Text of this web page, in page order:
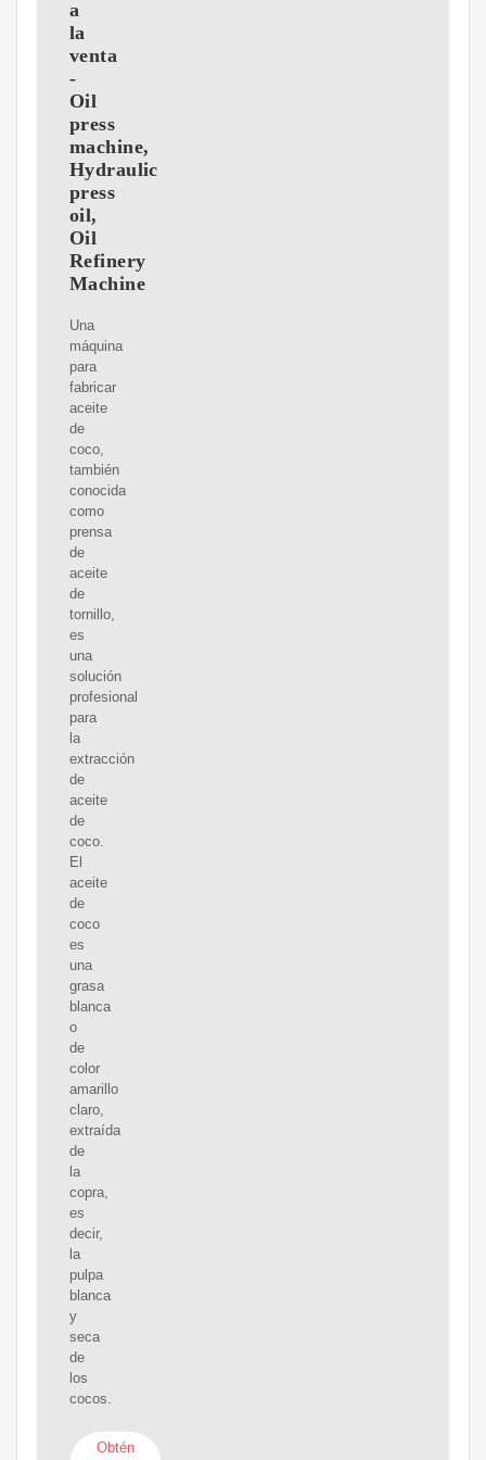
a
la
venta
-
Oil
press
machine,
Hydraulic
press
oil,
Oil
Refinery
Machine
Una
máquina
para
fabricar
aceite
de
coco,
también
conocida
como
prensa
de
aceite
de
tornillo,
es
una
solución
profesional
para
la
extracción
de
aceite
de
coco.
El
aceite
de
coco
es
una
grasa
blanca
o
de
color
amarillo
claro,
extraída
de
la
copra,
es
decir,
la
pulpa
blanca
y
seca
de
los
cocos.
Obtén